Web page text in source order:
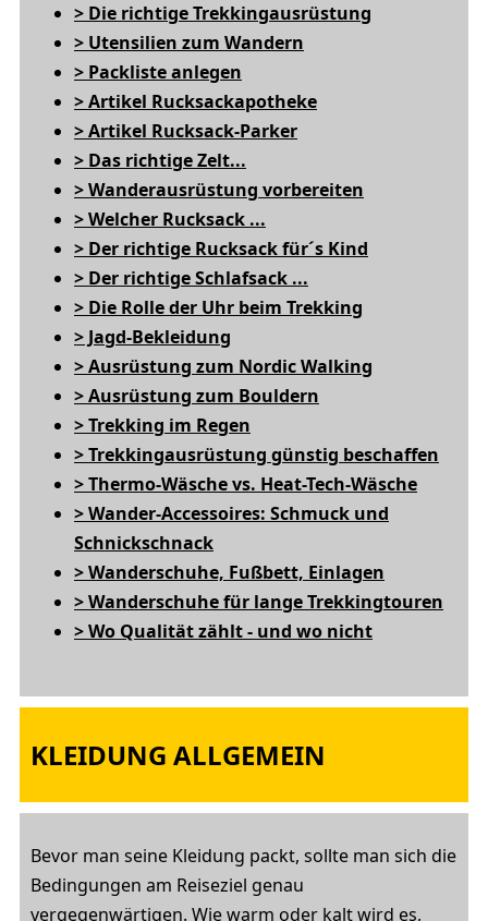
> Die richtige Trekkingausrüstung
> Utensilien zum Wandern
> Packliste anlegen
> Artikel Rucksackapotheke
> Artikel Rucksack-Parker
> Das richtige Zelt...
> Wanderausrüstung vorbereiten
> Welcher Rucksack ...
> Der richtige Rucksack für´s Kind
> Der richtige Schlafsack ...
> Die Rolle der Uhr beim Trekking
> Jagd-Bekleidung
> Ausrüstung zum Nordic Walking
> Ausrüstung zum Bouldern
> Trekking im Regen
> Trekkingausrüstung günstig beschaffen
> Thermo-Wäsche vs. Heat-Tech-Wäsche
> Wander-Accessoires: Schmuck und
Schnickschnack
> Wanderschuhe, Fußbett, Einlagen
> Wanderschuhe für lange Trekkingtouren
> Wo Qualität zählt - und wo nicht
KLEIDUNG ALLGEMEIN
Bevor man seine Kleidung packt, sollte man sich die
Bedingungen am Reiseziel genau
vergegenwärtigen. Wie warm oder kalt wird es,